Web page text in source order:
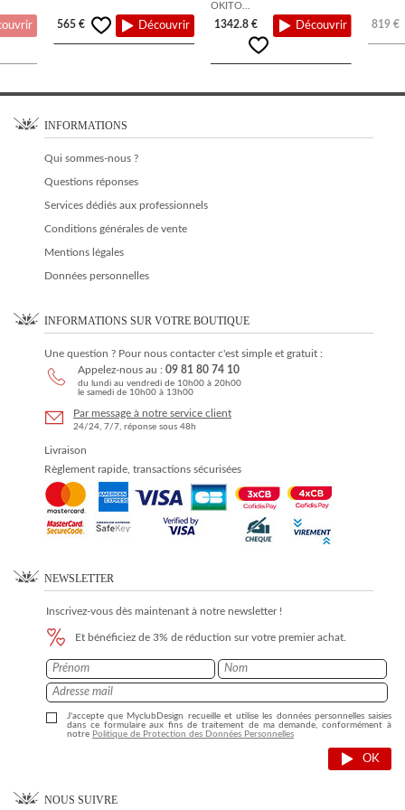
565 € Découvrir
OKITO...
1342.8 € Découvrir 819 €
INFORMATIONS
Qui sommes-nous ?
Questions réponses
Services dédiés aux professionnels
Conditions générales de vente
Mentions légales
Données personnelles
INFORMATIONS SUR VOTRE BOUTIQUE
Une question ? Pour nous contacter c'est simple et gratuit :
Appelez-nous au : 09 81 80 74 10
du lundi au vendredi de 10h00 à 20h00
le samedi de 10h00 à 13h00
Par message à notre service client
24/24, 7/7, réponse sous 48h
Livraison
Règlement rapide, transactions sécurisées
NEWSLETTER
Inscrivez-vous dès maintenant à notre newsletter !
Et bénéficiez de 3% de réduction sur votre premier achat.
J'accepte que MyclubDesign recueille et utilise les données personnelles saisies
dans ce formulaire aux fins de traitement de ma demande, conformément à
notre Politique de Protection des Données Personnelles
OK
NOUS SUIVRE